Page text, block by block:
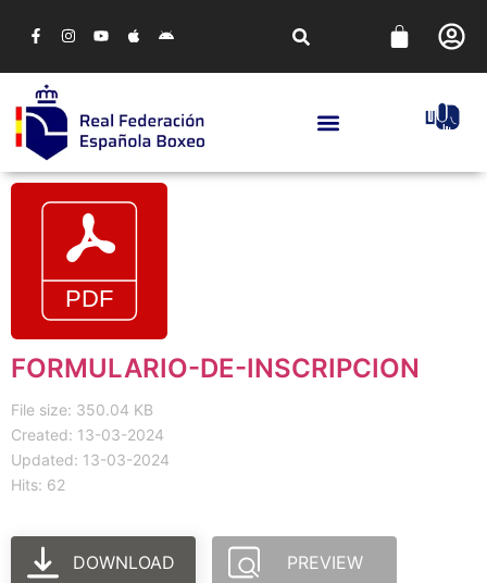
FORMULARIO-DE-INSCRIPCION
File size: 350.04 KB
Created: 13-03-2024
Updated: 13-03-2024
Hits: 62
DOWNLOAD PREVIEW